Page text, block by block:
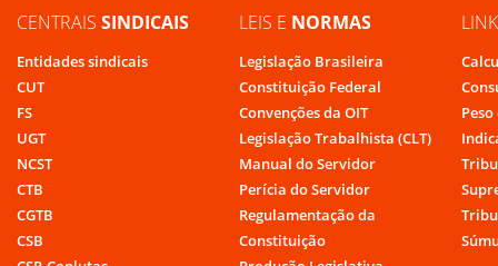
CENTRAIS SINDICAIS
Entidades sindicais
CUT
FS
UGT
NCST
CTB
CGTB
CSB
LEIS E NORMAS
Legislação Brasileira
Constituição Federal
Convenções da OIT
Legislação Trabalhista (CLT)
Manual do Servidor
Perícia do Servidor
Regulamentação da
Constituição